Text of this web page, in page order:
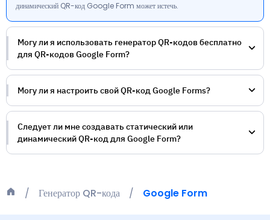
Генератор QR-кода Google Form
динамический QR-код Google Form может истечь.
Могу ли я использовать генератор QR-кодов бесплатно
для QR-кодов Google Form?
Могу ли я настроить свой QR-код Google Forms?
Следует ли мне создавать статический или
динамический QR-код для Google Form?